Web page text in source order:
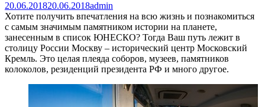
20.06.201820.06.2018admin
Хотите получить впечатления на всю жизнь и познакомиться
с самым значимым памятником истории на планете,
занесенным в список ЮНЕСКО? Тогда Ваш путь лежит в
столицу России Москву – исторический центр Московский
Кремль. Это целая плеяда соборов, музеев, памятников
колоколов, резиденций президента РФ и много другое.